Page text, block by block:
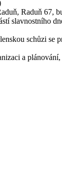
Raduň 67,
slavnostního
schůzi se
a